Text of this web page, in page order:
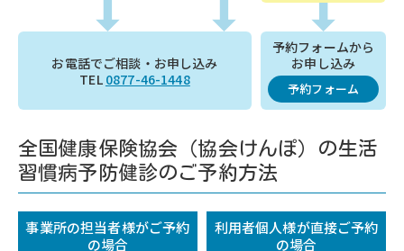
お電話でご相談・お申し込み
TEL 0877-46-1448
予約フォームから
お申し込み
予約フォーム
全国健康保険協会（協会けんぽ）の生活
習慣病予防健診のご予約方法
事業所の担当者様がご予約
の場合
利用者個人様が直接ご予約
の場合